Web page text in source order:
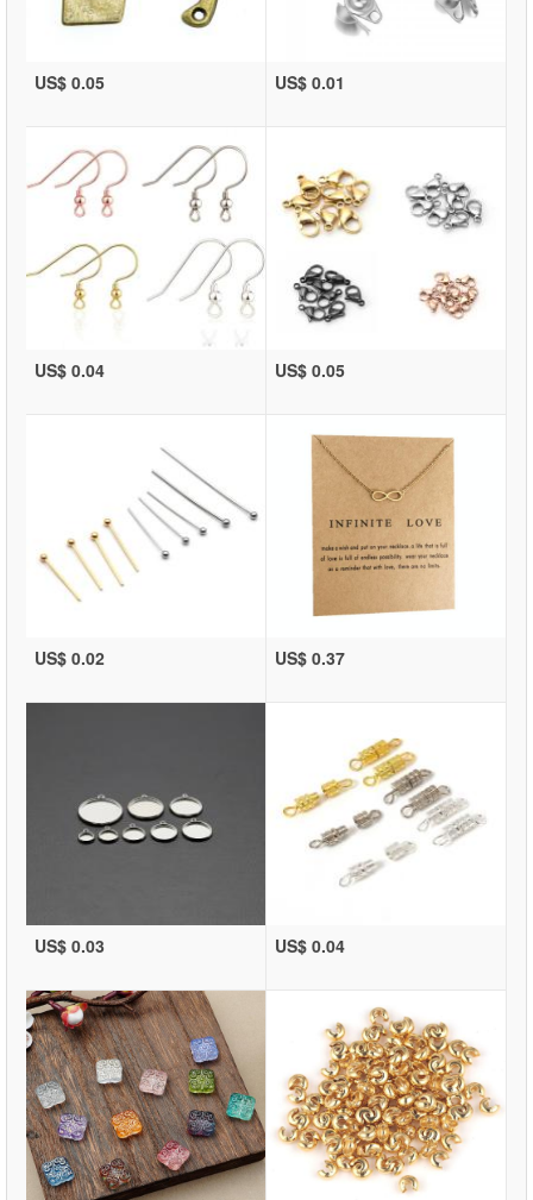
US$ 0.05 US$ 0.01
US$ 0.04 US$ 0.05
US$ 0.02 US$ 0.37
US$ 0.03 US$ 0.04